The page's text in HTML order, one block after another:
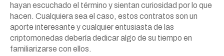
hayan escuchado el término y sientan curiosidad por lo que
hacen. Cualquiera sea el caso, estos contratos son un
aporte interesante y cualquier entusiasta de las
criptomonedas debería dedicar algo de su tiempo en
familiarizarse con ellos.